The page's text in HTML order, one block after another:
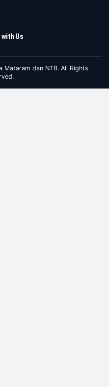
Us
dan NTB. All Rights